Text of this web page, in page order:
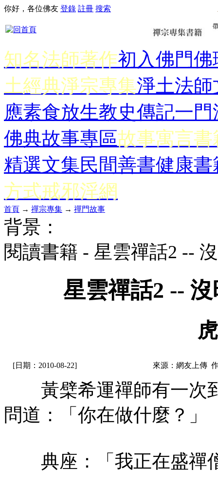
你好，各位佛友 登錄 註冊 搜索
知名法師著作初入佛門佛
土經典淨宗專集淨土法師
應素食放生教史傳記一門
佛典故事專區故事寓言書
精選文集民間善書健康書
方式戒邪淫網
首頁 → 禪宗專集 → 禪門故事
背景：
閱讀書籍 - 星雲禪話2 --
星雲禪話2 --
[日期：2010-08-22] 來源：網友上傳
黃檗希運禪師有一次
問道：「你在做什麼？」
典座：「我正在盛禪